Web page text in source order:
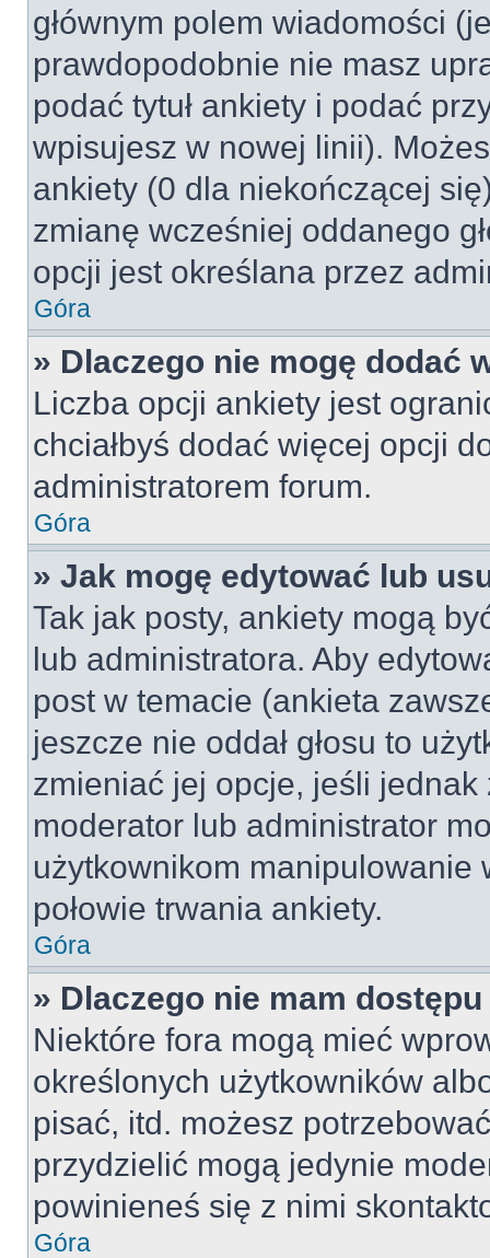
głównym polem wiadomości
prawdopodobnie nie masz
podać tytuł ankiety i podać
wpisujesz w nowej linii).
ankiety (0 dla niekończącej
zmianę wcześniej oddanego
opcji jest określana przez
Góra
» Dlaczego nie mogę dodać
Liczba opcji ankiety jest
chciałbyś dodać więcej opcji
administratorem forum.
Góra
» Jak mogę edytować lub
Tak jak posty, ankiety mogą
lub administratora. Aby
post w temacie (ankieta
jeszcze nie oddał głosu to
zmieniać jej opcje, jeśli jednak
moderator lub administrator
użytkownikom manipulowanie
połowie trwania ankiety.
Góra
» Dlaczego nie mam
Niektóre fora mogą mieć
określonych użytkowników
pisać, itd. możesz
przydzielić mogą jedynie
powinieneś się z nimi
Góra